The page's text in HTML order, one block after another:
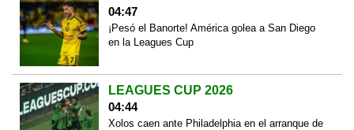
04:47
¡Pesó el Banorte! América golea a San Diego
en la Leagues Cup
LEAGUES CUP 2026
04:44
Xolos caen ante Philadelphia en el arranque de